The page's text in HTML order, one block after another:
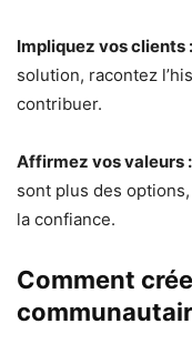
Impliquez vos clients :
solution, racontez
contribuer.
Affirmez vos valeurs :
sont plus des
la confiance.
Comment